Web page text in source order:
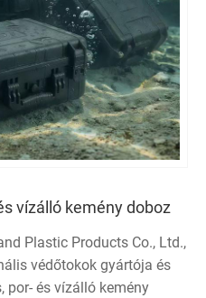
vízálló kemény doboz
Plastic Products Co., Ltd.,
védőtokok gyártója és
por- és vízálló kemény